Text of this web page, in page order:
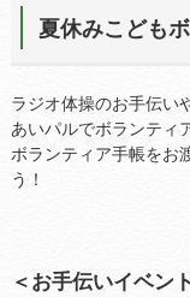
夏休みこども
ラジオ体操のお手伝い
あいパルでボランティ
ボランティア手帳をお
う！
＜お手伝いイベン